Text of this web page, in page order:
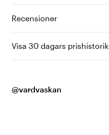
Recensioner
Visa 30 dagars prishistorik
@vardvaskan